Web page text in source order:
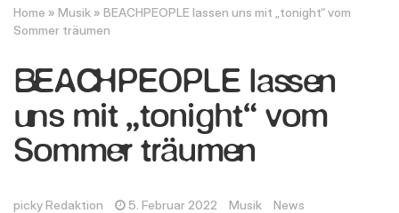
Home » Musik» BEACHPEOPLE lassen uns mit „tonight“ vom
Sommer träumen
BEACHPEOPLE lassen
uns mit „tonight“ vom
Sommer träumen
picky Redaktion 5. Februar 2022 Musik News